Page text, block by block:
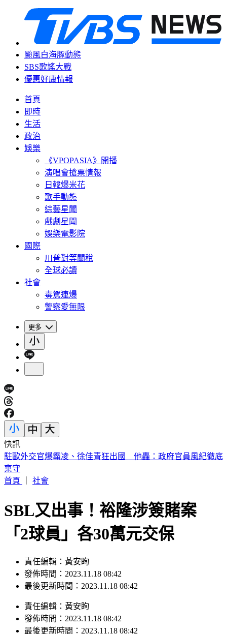
颱風白海豚動態
SBS歌謠大戰
優惠好康情報
首頁
即時
生活
政治
娛樂
《VPOPASIA》開播
演唱會搶票情報
日韓爆米花
歌手動態
綜藝星聞
戲劇星聞
娛樂電影院
國際
川普對等關稅
全球必讀
社會
毒駕連爆
警察愛無限
更多
快訊
輕度颱風「琵鷺」生成！洋面三颱共舞 最新路徑曝
首頁
SBL又出事！裕隆涉簽賭案
「2球員」各30萬元交保
發佈時間：2023.11.18 08:42
最後更新時間：2023.11.18 08:42
發佈時間： 2023.11.18 08:42
最後更新時間：2023.11.18 08:42